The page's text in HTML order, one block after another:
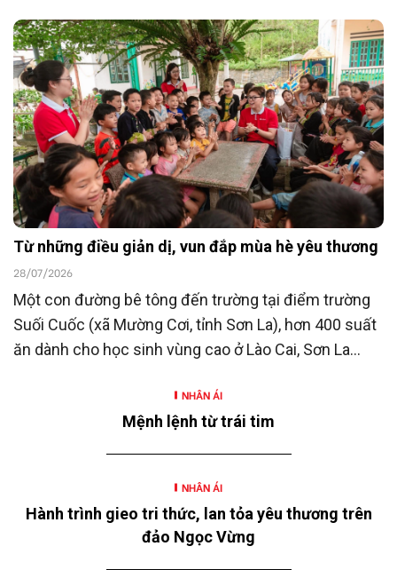
23/7/2026, Ngân hàng TMCP Đông Nam Á
(SeABank) đã ủng hộ 15 tỷ đồng góp phần chăm lo
người có công với cách mạng hướng tới kỷ niệm 80
năm Ngày Thương binh - Liệt sĩ (27/7/1947 -
27/7/2027).
Từ những điều giản dị, vun đắp mùa hè yêu thương
28/07/2026
Một con đường bê tông đến trường tại điểm trường
Suối Cuốc (xã Mường Cơi, tỉnh Sơn La), hơn 400 suất
ăn dành cho học sinh vùng cao ở Lào Cai, Sơn La
động nằm trong chương trình “SeABankers Vì trẻ
thơ” năm 2026 với chủ đề “Mùa hè yêu thương” của
NHÂN ÁI
Mệnh lệnh từ trái tim
NHÂN ÁI
Hành trình gieo tri thức, lan tỏa yêu thương trên
đảo Ngọc Vừng